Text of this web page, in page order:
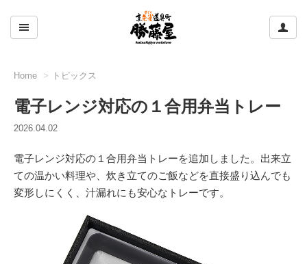
ここをクリックして左のメニューを開閉する
Home トピックス
電子レンジ対応の１合用弁当トレー
2026.04.02
電子レンジ対応の１合用弁当トレーを追加しました。出来立
ての温かい料理や、炊き立てのご飯などを直接盛り込んでも
変形しにくく、汁漏れにも安心なトレーです。